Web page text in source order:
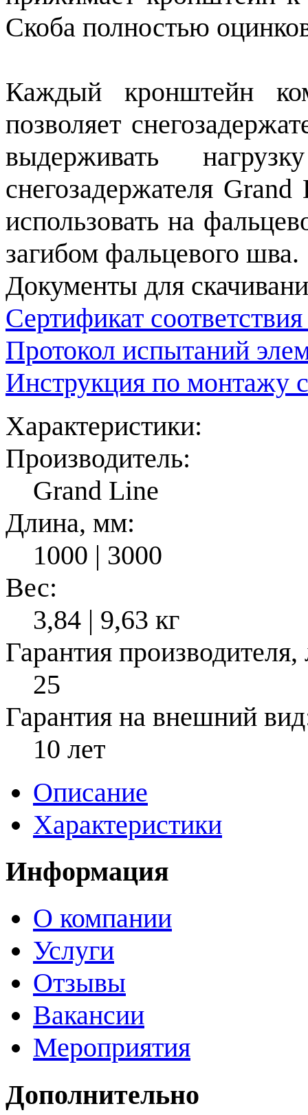
Скоба полностью
Каждый кронштейн
позволяет
выдерживать
снегозадержателя
использовать на
загибом фальцевого шва.
Документы для
Сертификат
Протокол испытаний
Инструкция по монтажу
Характеристики:
Производитель:
Grand Line
Длина, мм:
1000 | 3000
Вес:
3,84 | 9,63 кг
Гарантия производителя,
25
Гарантия на внешний
10 лет
Описание
Характеристики
Информация
О компании
Услуги
Отзывы
Вакансии
Мероприятия
Дополнительно